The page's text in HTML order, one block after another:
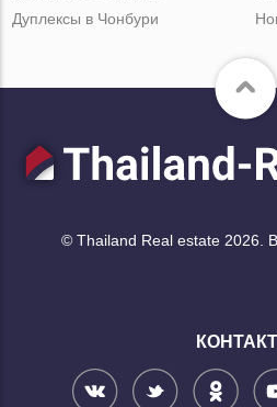
Дуплексы в Чонбури
© Thailand Real estate 2026.